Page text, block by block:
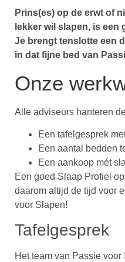
Prins(es) op de erwt of
lekker wil slapen, is
Je brengt tenslotte een
in dat fijne bed van
Onze
Alle adviseurs hanteren
Een tafelgesprek
Een aantal bedden
Een aankoop mét
Een goed Slaap Profiel
daarom altijd de tijd voor
voor Slapen!
Tafelgesprek
Het team van Passie